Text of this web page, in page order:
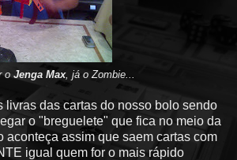
o Jenga Max, já o Zombie...
livras das cartas do nosso bolo sendo
o "breguelete" que fica no meio da
aconteça assim que saem cartas com
igual quem for o mais rápido